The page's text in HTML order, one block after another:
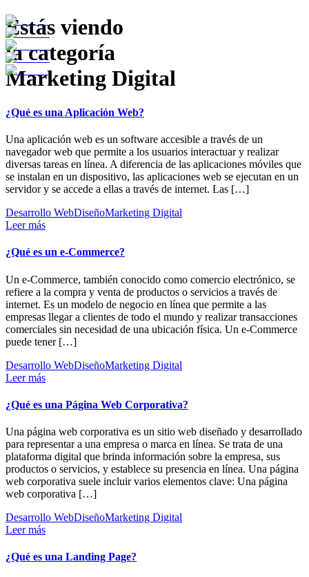
Estás viendo
la categoría
Marketing Digital
¿Qué es una Aplicación Web?
Una aplicación web es un software accesible a través de un
navegador web que permite a los usuarios interactuar y realizar
diversas tareas en línea. A diferencia de las aplicaciones móviles que
se instalan en un dispositivo, las aplicaciones web se ejecutan en un
servidor y se accede a ellas a través de internet. Las […]
Desarrollo WebDiseñoMarketing Digital
Leer más
¿Qué es un e-Commerce?
Un e-Commerce, también conocido como comercio electrónico, se
refiere a la compra y venta de productos o servicios a través de
internet. Es un modelo de negocio en línea que permite a las
empresas llegar a clientes de todo el mundo y realizar transacciones
comerciales sin necesidad de una ubicación física. Un e-Commerce
puede tener […]
Desarrollo WebDiseñoMarketing Digital
Leer más
¿Qué es una Página Web Corporativa?
Una página web corporativa es un sitio web diseñado y desarrollado
para representar a una empresa o marca en línea. Se trata de una
plataforma digital que brinda información sobre la empresa, sus
productos o servicios, y establece su presencia en línea. Una página
web corporativa suele incluir varios elementos clave: Una página
web corporativa […]
Desarrollo WebDiseñoMarketing Digital
Leer más
¿Qué es una Landing Page?